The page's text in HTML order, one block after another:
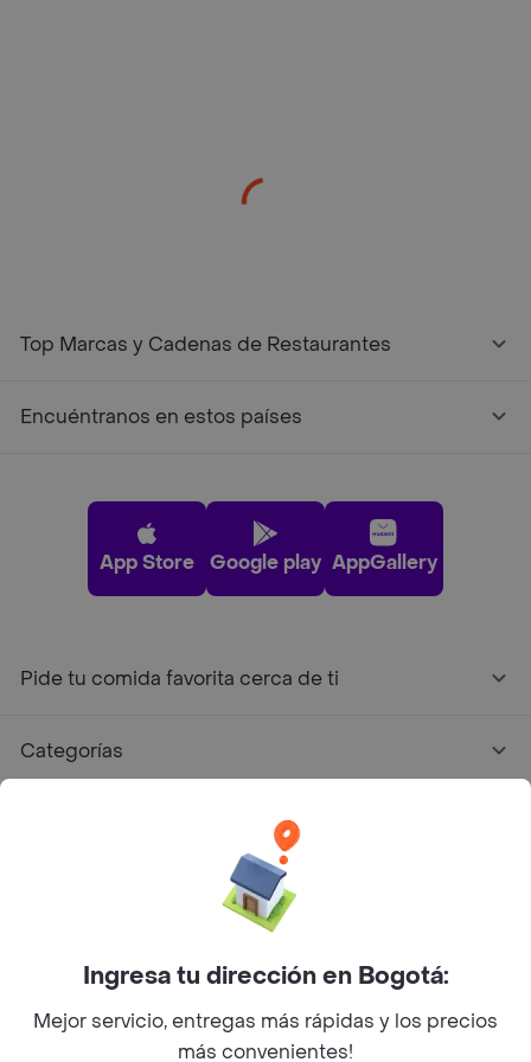
Top Marcas y Cadenas de Restaurantes
Encuéntranos en estos países
App Store Google play AppGallery
Pide tu comida favorita cerca de ti
Categorías
Facebook
Twitter
Instagram
©2026Rappi Inc. All rights reserved.
Ingresa tu dirección en Bogotá:
Mejor servicio, entregas más rápidas y los precios
más convenientes!